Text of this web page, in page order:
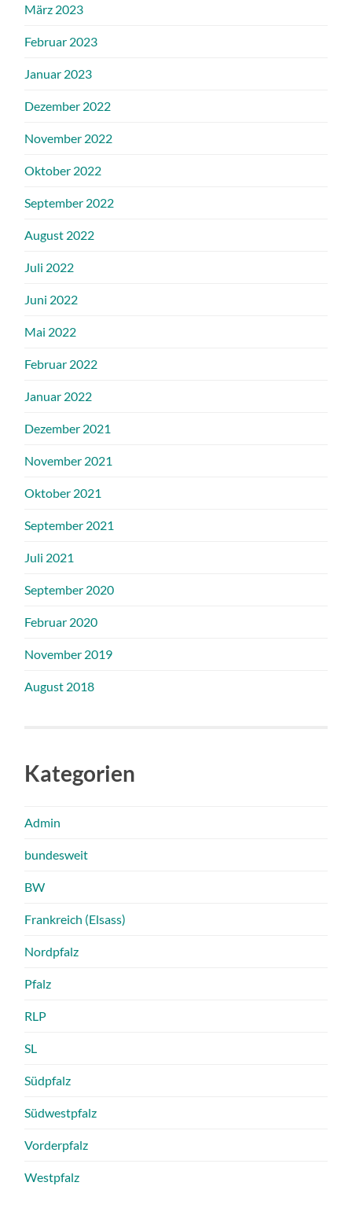
März 2023
Februar 2023
Januar 2023
Dezember 2022
November 2022
Oktober 2022
September 2022
August 2022
Juli 2022
Juni 2022
Mai 2022
Februar 2022
Januar 2022
Dezember 2021
November 2021
Oktober 2021
September 2021
Juli 2021
September 2020
Februar 2020
November 2019
August 2018
Kategorien
Admin
bundesweit
BW
Frankreich (Elsass)
Nordpfalz
Pfalz
RLP
SL
Südpfalz
Südwestpfalz
Vorderpfalz
Westpfalz